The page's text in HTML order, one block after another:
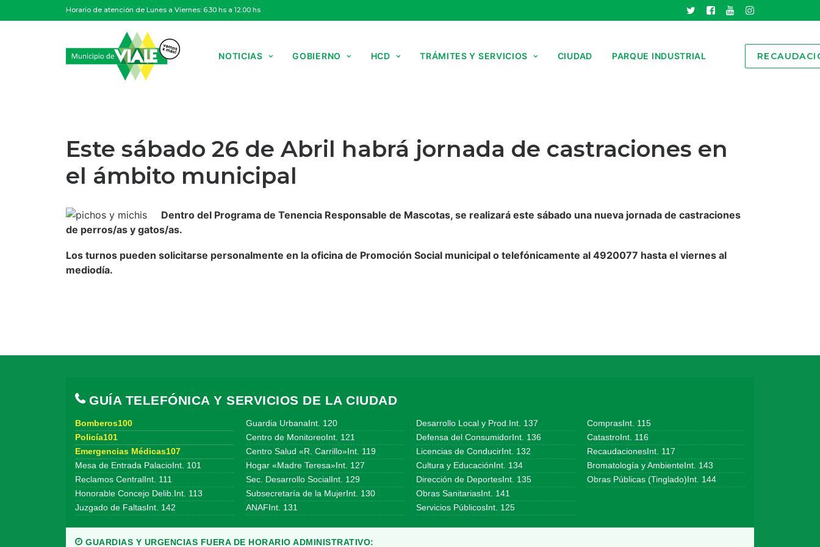
Horario de atención de Lunes a Viernes: 6.30 hs a 12.00 hs
NOTICIAS GOBIERNO HCD TRÁMITES Y SERVICIOS CIUDAD PARQUE INDUSTRIAL
Este sábado 26 de Abril habrá jornada de castraciones en
el ámbito municipal
Dentro del Programa de Tenencia Responsable de Mascotas, se realizará este sábado una nueva jornada de castraciones
de perros/as y gatos/as.
Los turnos pueden solicitarse personalmente en la oficina de Promoción Social municipal o telefónicamente al 4920077 hasta el viernes al
mediodía.
GUÍA TELEFÓNICA Y SERVICIOS DE LA CIUDAD
Bomberos100
Policía101
Emergencias Médicas107
Mesa de Entrada PalacioInt. 101
Reclamos CentralInt. 111
Honorable Concejo Delib.Int. 113
Juzgado de FaltasInt. 142
Guardia UrbanaInt. 120
Centro de MonitoreoInt. 121
Centro Salud «R. Carrillo»Int. 119
Hogar «Madre Teresa»Int. 127
Sec. Desarrollo SocialInt. 129
Subsecretaría de la MujerInt. 130
ANAFInt. 131
Desarrollo Local y Prod.Int. 137
Defensa del ConsumidorInt. 136
Licencias de ConducirInt. 132
Cultura y EducaciónInt. 134
Dirección de DeportesInt. 135
Obras SanitariasInt. 141
Servicios PúblicosInt. 125
ComprasInt. 115
CatastroInt. 116
RecaudacionesInt. 117
Bromatología y AmbienteInt. 143
Obras Públicas (Tinglado)Int. 144
GUARDIAS Y URGENCIAS FUERA DE HORARIO ADMINISTRATIVO: